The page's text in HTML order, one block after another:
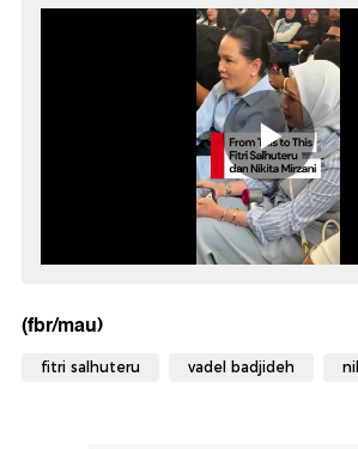
(fbr/mau)
fitri salhuteru vadel badjideh